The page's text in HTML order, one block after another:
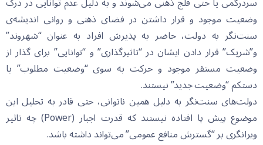
وضعیت موجود و قرار داشتن در فضای ذهنی و روانی اندیشه‌ی
سنت‌نگر به دولت، حاضر به پذیرش افراد به عنوان “شهروند”
و”شریک” قرار دادن ایشان در “تاثیر‌گذاری” و “توانایی” برای گذار از
وضعیت مستقر موجود و حرکت به سوی “وضعیت مطلوب” یا
دستکم “وضعیت جدید” نیستند.
دولت‌های سنت‌نگر به دلیل همین ناتوانی، حتی قادر به تحلیل این
موضوع پیش پا افتاده نیستند که قدرت اجبار (Power) چه تاثیر
ویرانگری بر “گسترش منافع عمومی” می‌تواند داشته باشد.